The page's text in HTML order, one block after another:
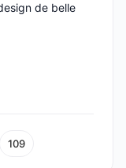
de belle
109